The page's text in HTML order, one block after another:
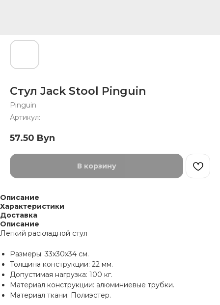
Стул Jack Stool Pinguin
Pinguin
Артикул:
57.50 Byn
В корзину
Описание
Характеристики
Доставка
Описание
Легкий раскладной стул
Размеры: 33х30х34 см.
Толщина конструкции: 22 мм.
Допустимая нагрузка: 100 кг.
Материал конструкции: алюминиевые трубки.
Материал ткани: Полиэстер.